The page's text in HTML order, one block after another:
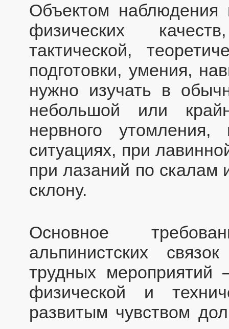
Объектом наблюдения
физических
тактической,
подготовки, умения,
нужно изучать в
небольшой или
нервного
ситуациях, при
при лазаний по скалам
склону.
Основное
альпинистских
трудных мероприятий
физической и
развитым чувством